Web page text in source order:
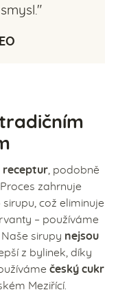
receptur, podobně
zahrnuje
což eliminuje
– používáme
sirupy nejsou
z bylinek, díky
český cukr
Meziřící.